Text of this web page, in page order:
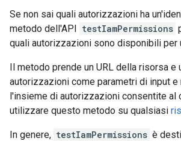
Se non sai quali autorizzazioni ha
metodo dell'API testIamPermissions
quali autorizzazioni sono disponibili per
Il metodo prende un URL della risorsa e
autorizzazioni come parametri di input
l'insieme di autorizzazioni consentite al
utilizzare questo metodo su qualsiasi
In genere, testIamPermissions è